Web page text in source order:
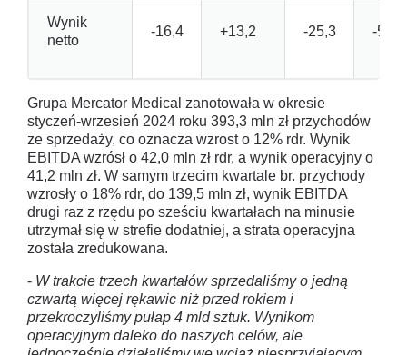
Wynik
netto
-16,4 +13,2 -25,3 -5,2
Grupa Mercator Medical zanotowała w okresie
styczeń-wrzesień 2024 roku 393,3 mln zł przychodów
ze sprzedaży, co oznacza wzrost o 12% rdr. Wynik
EBITDA wzrósł o 42,0 mln zł rdr, a wynik operacyjny o
41,2 mln zł. W samym trzecim kwartale br. przychody
wzrosły o 18% rdr, do 139,5 mln zł, wynik EBITDA
drugi raz z rzędu po sześciu kwartałach na minusie
utrzymał się w strefie dodatniej, a strata operacyjna
została zredukowana.
- W trakcie trzech kwartałów sprzedaliśmy o jedną
czwartą więcej rękawic niż przed rokiem i
przekroczyliśmy pułap 4 mld sztuk. Wynikom
operacyjnym daleko do naszych celów, ale